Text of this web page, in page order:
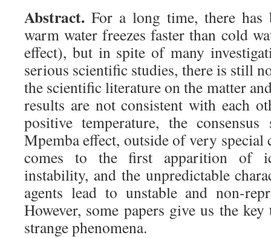
Abstract. For a long time, there has
warm water freezes faster than cold
effect), but in spite of many
serious scientific studies, there is still
the scientific literature on the matter
results are not consistent with each
positive temperature, the
Mpemba effect, outside of very
comes to the first apparition of
instability, and the unpredictable
agents lead to unstable and non-
However, some papers give us the
strange phenomena.